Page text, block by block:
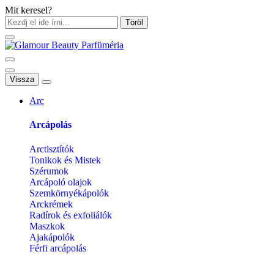
Mit keresel?
Töröl
Vissza
Arc
Arcápolás
Arctisztítók
Tonikok és Mistek
Szérumok
Arcápoló olajok
Szemkörnyékápolók
Arckrémek
Radírok és exfoliálók
Maszkok
Ajakápolók
Férfi arcápolás